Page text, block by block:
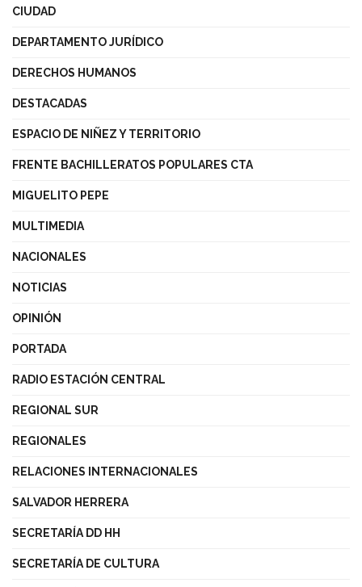
CIUDAD
DEPARTAMENTO JURÍDICO
DERECHOS HUMANOS
DESTACADAS
ESPACIO DE NIÑEZ Y TERRITORIO
FRENTE BACHILLERATOS POPULARES CTA
MIGUELITO PEPE
MULTIMEDIA
NACIONALES
NOTICIAS
OPINIÓN
PORTADA
RADIO ESTACIÓN CENTRAL
REGIONAL SUR
REGIONALES
RELACIONES INTERNACIONALES
SALVADOR HERRERA
SECRETARÍA DD HH
SECRETARÍA DE CULTURA